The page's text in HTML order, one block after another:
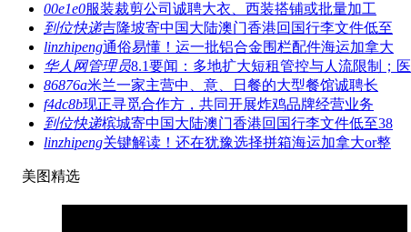
00e1e0服装裁剪公司诚聘大衣、西装搭铺或批量加工
到位快递吉隆坡寄中国大陆澳门香港回国行李文件低至
linzhipeng通俗易懂！运一批铝合金围栏配件海运加拿大
华人网管理员8.1要闻：多地扩大短租管控与人流限制；医
86876a米兰一家主营中、意、日餐的大型餐馆诚聘长
f4dc8b现正寻觅合作方，共同开展炸鸡品牌经营业务
到位快递槟城寄中国大陆澳门香港回国行李文件低至38
linzhipeng关键解读！还在犹豫选择拼箱海运加拿大or整
美图精选